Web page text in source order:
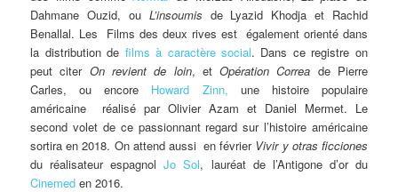
Dahmane Ouzid, ou L’insoumis de Lyazid Khodja et Rachid
Benallal. Les Films des deux rives est également orienté dans
la distribution de films à caractère social. Dans ce registre on
peut citerOn revient de loin, etOpération Correa de Pierre
Carles, ou encore Howard Zinn, une histoire populaire
américaine réalisé par Olivier Azam et Daniel Mermet. Le
second volet de ce passionnant regard sur l’histoire américaine
sortira en 2018. On attend aussi en février Vivir y otras ficciones
du réalisateur espagnol Jo Sol, lauréat de l’Antigone d’or du
Cinemed en 2016.